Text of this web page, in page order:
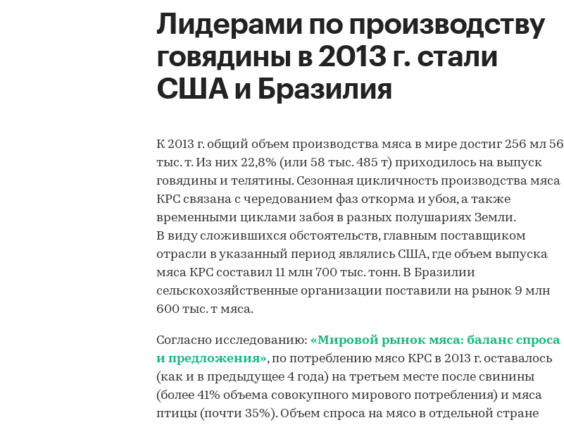
Лидерами по производству
говядины в 2013 г. стали
США и Бразилия
К 2013 г. общий объем производства мяса в мире достиг 256 мл 56
тыс. т. Из них 22,8% (или 58 тыс. 485 т) приходилось на выпуск
говядины и телятины. Сезонная цикличность производства мяса
КРС связана с чередованием фаз откорма и убоя, а также
временными циклами забоя в разных полушариях Земли.
В виду сложившихся обстоятельств, главным поставщиком
отрасли в указанный период являлись США, где объем выпуска
мяса КРС составил 11 млн 700 тыс. тонн. В Бразилии
сельскохозяйственные организации поставили на рынок 9 млн
600 тыс. т мяса.
Согласно исследованию: «Мировой рынок мяса: баланс спроса
и предложения»,по потреблению мясо КРС в 2013 г. оставалось
(как и в предыдущее 4 года) на третьем месте после свинины
(более 41% объема совокупного мирового потребления) и мяса
птицы (почти 35%). Объем спроса на мясо в отдельной стране